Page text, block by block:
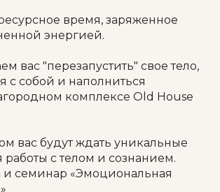
время, заряженное
энергией.
вас "перезапустить" свое тело,
с собой и наполниться
комплексе Old House
вас будут ждать уникальные
работы с телом и сознанием.
и семинар «Эмоциональная